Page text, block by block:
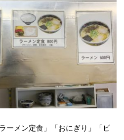
ーメン定食」「おにぎり」「ビ